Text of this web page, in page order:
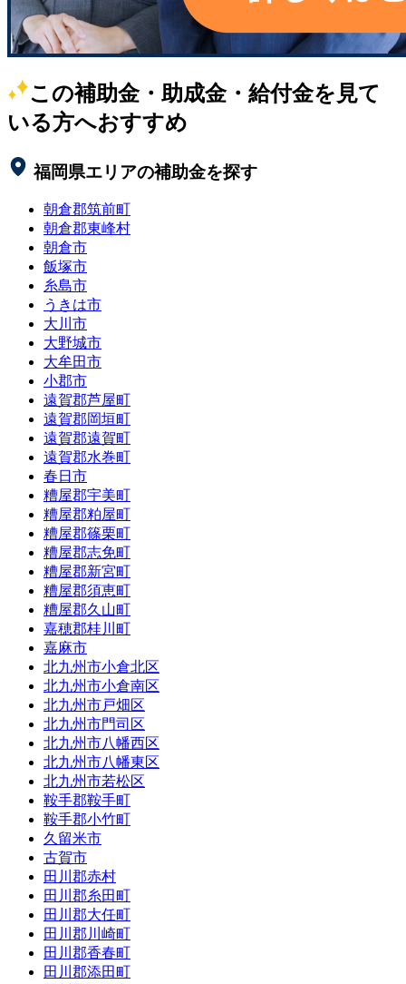
この補助金・助成金・給付金を見て
いる方へおすすめ
福岡県エリアの補助金を探す
朝倉郡筑前町
朝倉郡東峰村
朝倉市
飯塚市
糸島市
うきは市
大川市
大野城市
大牟田市
小郡市
遠賀郡芦屋町
遠賀郡岡垣町
遠賀郡遠賀町
遠賀郡水巻町
春日市
糟屋郡宇美町
糟屋郡粕屋町
糟屋郡篠栗町
糟屋郡志免町
糟屋郡新宮町
糟屋郡須恵町
糟屋郡久山町
嘉穂郡桂川町
嘉麻市
北九州市小倉北区
北九州市小倉南区
北九州市戸畑区
北九州市門司区
北九州市八幡西区
北九州市八幡東区
北九州市若松区
鞍手郡鞍手町
鞍手郡小竹町
久留米市
古賀市
田川郡赤村
田川郡糸田町
田川郡大任町
田川郡川崎町
田川郡香春町
田川郡添田町